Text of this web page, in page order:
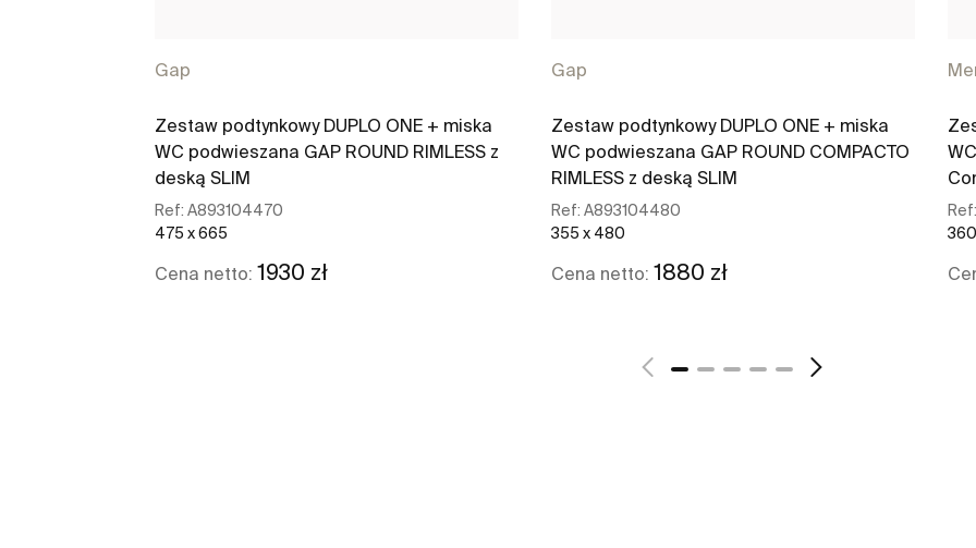
Gap
Zestaw podtynkowy DUPLO ONE + miska
WC podwieszana GAP ROUND RIMLESS z
deską SLIM
Ref: A893104470
475 x 665
Cena netto: 1930 zł
Gap
Zestaw podtynkowy DUPLO ONE + miska
WC podwieszana GAP ROUND COMPACTO
RIMLESS z deską SLIM
Ref: A893104480
355 x 480
Cena netto: 1880 zł
Ref: